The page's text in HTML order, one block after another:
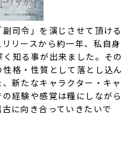
司令」を演じさせて頂ける
リースから約一年、私自身
知る事が出来ました。その
格・性質として落とし込ん
新たなキャラクター・キャ
経験や感覚は糧にしながら
に向き合っていきたいで